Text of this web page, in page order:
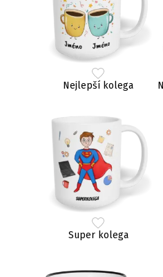
Nejlepší kolega
Super kolega